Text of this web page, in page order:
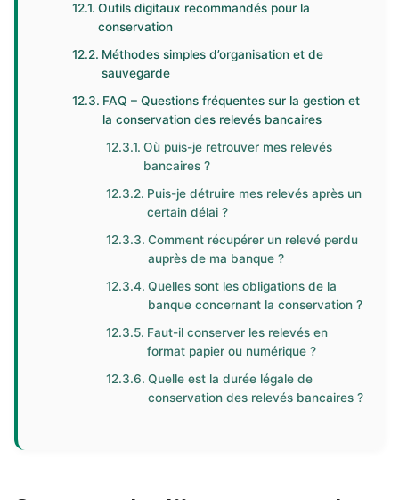
Outils digitaux recommandés pour la
conservation
Méthodes simples d’organisation et de
sauvegarde
FAQ – Questions fréquentes sur la gestion et
la conservation des relevés bancaires
Où puis-je retrouver mes relevés
bancaires ?
Puis-je détruire mes relevés après un
certain délai ?
Comment récupérer un relevé perdu
auprès de ma banque ?
Quelles sont les obligations de la
banque concernant la conservation ?
Faut-il conserver les relevés en
format papier ou numérique ?
Quelle est la durée légale de
conservation des relevés bancaires ?